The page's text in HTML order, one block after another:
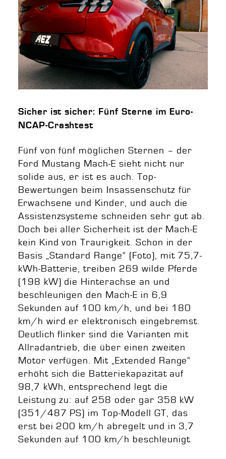
Sicher ist sicher: Fünf Sterne im Euro-
NCAP-Crashtest
Fünf von fünf möglichen Sternen – der
Ford Mustang Mach-E sieht nicht nur
solide aus, er ist es auch. Top-
Bewertungen beim Insassenschutz für
Erwachsene und Kinder, und auch die
Assistenzsysteme schneiden sehr gut ab.
Doch bei aller Sicherheit ist der Mach-E
kein Kind von Traurigkeit. Schon in der
Basis „Standard Range“ (Foto), mit 75,7-
kWh-Batterie, treiben 269 wilde Pferde
(198 kW) die Hinterachse an und
beschleunigen den Mach-E in 6,9
Sekunden auf 100 km/h, und bei 180
km/h wird er elektronisch eingebremst.
Deutlich flinker sind die Varianten mit
Allradantrieb, die über einen zweiten
Motor verfügen. Mit „Extended Range“
erhöht sich die Batteriekapazität auf
98,7 kWh, entsprechend legt die
Leistung zu: auf 258 oder gar 358 kW
(351/487 PS) im Top-Modell GT, das
erst bei 200 km/h abregelt und in 3,7
Sekunden auf 100 km/h beschleunigt.